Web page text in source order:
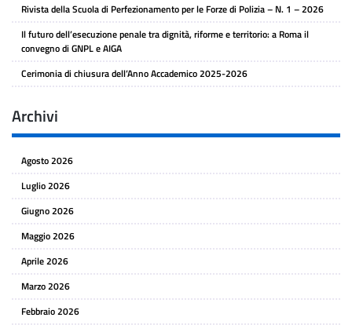
Rivista della Scuola di Perfezionamento per le Forze di Polizia – N. 1 – 2026
Il futuro dell’esecuzione penale tra dignità, riforme e territorio: a Roma il
convegno di GNPL e AIGA
Cerimonia di chiusura dell’Anno Accademico 2025-2026
Archivi
Agosto 2026
Luglio 2026
Giugno 2026
Maggio 2026
Aprile 2026
Marzo 2026
Febbraio 2026